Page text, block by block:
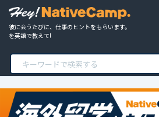
彼に会うたびに、仕事のヒントをもらいます。
を英語で教えて!